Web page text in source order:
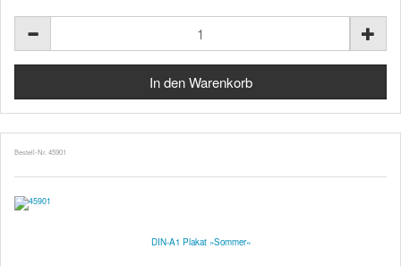
Bestell-Nr. 45901
DIN-A1 Plakat »Sommer«